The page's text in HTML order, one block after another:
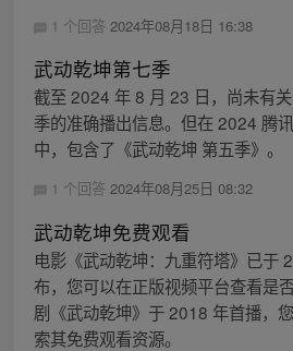
1 个回答 2024年08月18日 16:38
武动乾坤第七季
截至 2024 年 8 月 23 日，尚未有
季的准确播出信息。但在 2024 腾
中，包含了《武动乾坤 第五季》。
1 个回答 2024年08月25日 08:32
武动乾坤免费观看
电影《武动乾坤：九重符塔》已于
布，您可以在正版视频平台查看是
剧《武动乾坤》于 2018 年首播，
索其免费观看资源。